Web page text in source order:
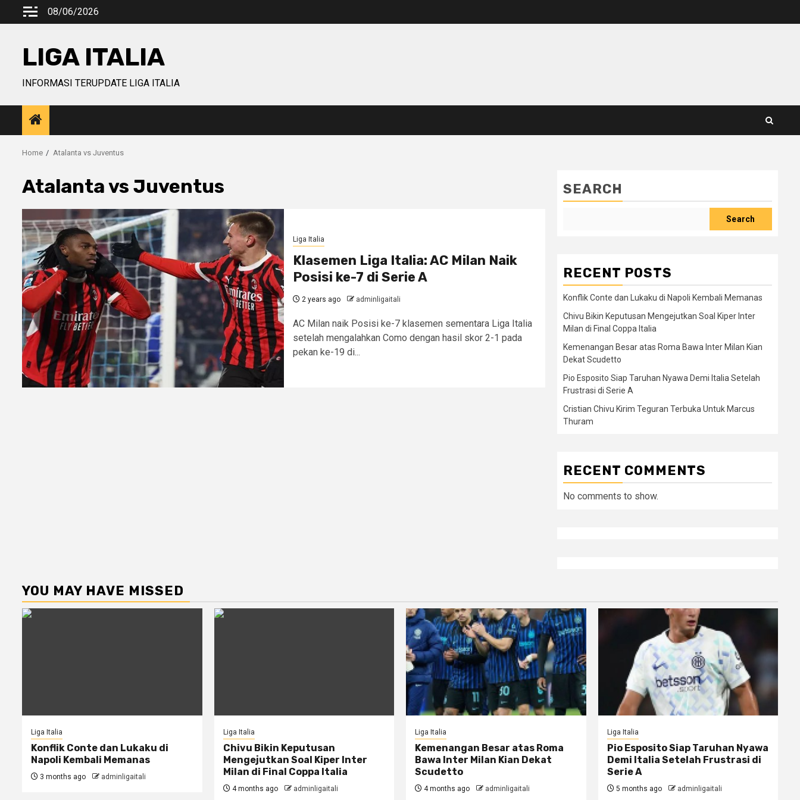
08/06/2026
LIGA ITALIA
INFORMASI TERUPDATE LIGA ITALIA
Home Atalanta vs Juventus
Atalanta vs Juventus
Liga Italia
Klasemen Liga Italia: AC Milan Naik
Posisi ke-7 di Serie A
2 years ago adminligaitali
AC Milan naik Posisi ke-7 klasemen sementara Liga Italia
setelah mengalahkan Como dengan hasil skor 2-1 pada
pekan ke-19 di...
SEARCH
Search
RECENT POSTS
Konflik Conte dan Lukaku di Napoli Kembali Memanas
Chivu Bikin Keputusan Mengejutkan Soal Kiper Inter
Milan di Final Coppa Italia
Kemenangan Besar atas Roma Bawa Inter Milan Kian
Dekat Scudetto
Pio Esposito Siap Taruhan Nyawa Demi Italia Setelah
Frustrasi di Serie A
Cristian Chivu Kirim Teguran Terbuka Untuk Marcus
Thuram
RECENT COMMENTS
No comments to show.
YOU MAY HAVE MISSED
Liga Italia
Konflik Conte dan Lukaku di
Napoli Kembali Memanas
3 months ago adminligaitali
Liga Italia
Chivu Bikin Keputusan
Mengejutkan Soal Kiper Inter
Milan di Final Coppa Italia
4 months ago adminligaitali
Liga Italia
Kemenangan Besar atas Roma
Bawa Inter Milan Kian Dekat
Scudetto
4 months ago adminligaitali
Liga Italia
Pio Esposito Siap Taruhan Nyawa
Demi Italia Setelah Frustrasi di
Serie A
5 months ago adminligaitali